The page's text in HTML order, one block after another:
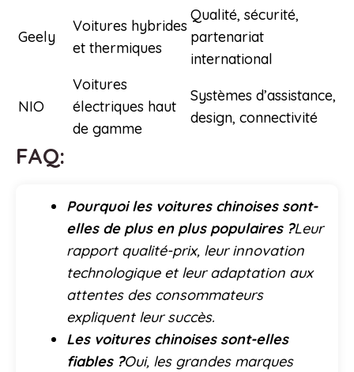
Geely
Voitures hybrides
et thermiques
Qualité, sécurité,
partenariat
international
NIO
Voitures
électriques haut
de gamme
Systèmes d’assistance,
design, connectivité
FAQ:
Pourquoi les voitures chinoises sont-
elles de plus en plus populaires ?Leur
rapport qualité-prix, leur innovation
technologique et leur adaptation aux
attentes des consommateurs
expliquent leur succès.
Les voitures chinoises sont-elles
fiables ?Oui, les grandes marques